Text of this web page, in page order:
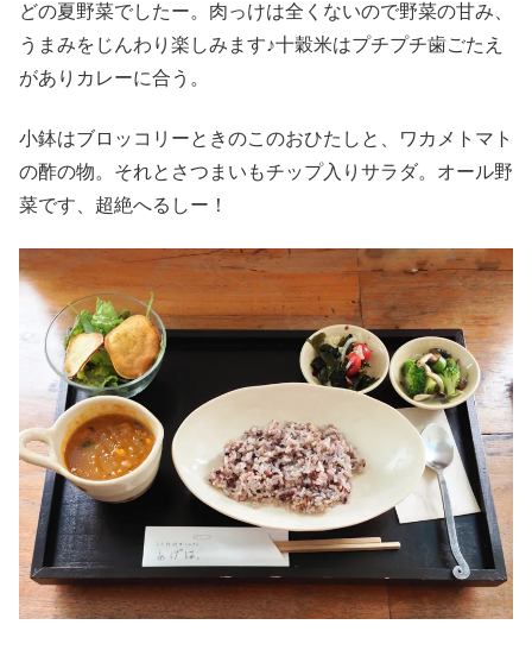
どの夏野菜でしたー。肉っけは全くないので野菜の甘み、
うまみをじんわり楽しみます♪十穀米はプチプチ歯ごたえ
がありカレーに合う。
小鉢はブロッコリーときのこのおひたしと、ワカメトマト
の酢の物。それとさつまいもチップ入りサラダ。オール野
菜です、超絶へるしー！